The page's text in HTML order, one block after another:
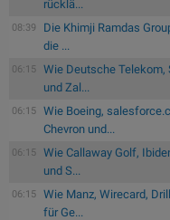
rücklä...
08:39
Die Khimji Ramdas
die ...
06:15
Wie Deutsche Telekom,
und Zal...
06:15
Wie Boeing,
Chevron und...
06:15
Wie Callaway Golf,
und S...
06:15
Wie Manz, Wirecard,
für Ge...